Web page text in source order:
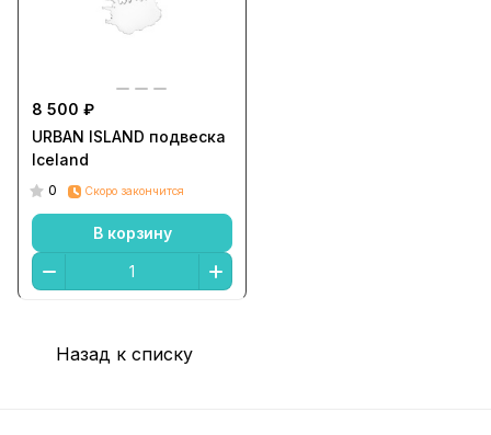
8 500 ₽
URBAN ISLAND подвеска
Iceland
0 Скоро закончится
В корзину
Назад к списку